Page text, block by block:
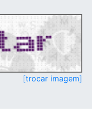
[trocar imagem]